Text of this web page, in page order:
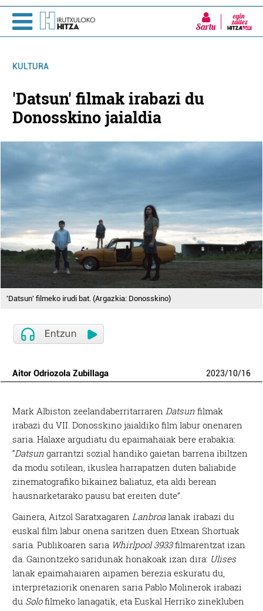
Sartu
KULTURA
'Datsun' filmak irabazi du
Donosskino jaialdia
'Datsun' filmeko irudi bat. (Argazkia: Donosskino)
Aitor Odriozola Zubillaga 2023/10/16
Mark Albiston zeelandaberritarrarenDatsun filmak
irabazi du VII. Donosskino jaialdiko film labur onenaren
saria. Halaxe argudiatu du epaimahaiak bere erabakia:
“Datsun garrantzi sozial handiko gaietan barrena ibiltzen
da modu sotilean, ikuslea harrapatzen duten baliabide
zinematografiko bikainez baliatuz, eta aldi berean
hausnarketarako pausu bat ereiten dute”.
Gainera, Aitzol SaratxagarenLanbroalanak irabazi du
euskal film labur onena saritzen duen Etxean Shortuak
saria. Publikoaren saria Whirlpool 3933filmarentzat izan
da. Gainontzeko saridunak honakoak izan dira: Ulises
lanak epaimahaiaren aipamen berezia eskuratu du,
interpretaziorik onenaren saria Pablo Molinerok irabazi
du Solofilmeko lanagatik, eta Euskal Herriko zinekluben